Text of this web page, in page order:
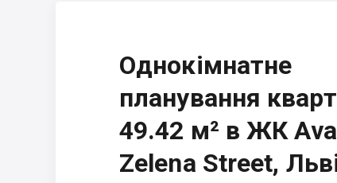
Однокімнатне
планування
49.42 м² в ЖК
Zelena Street,